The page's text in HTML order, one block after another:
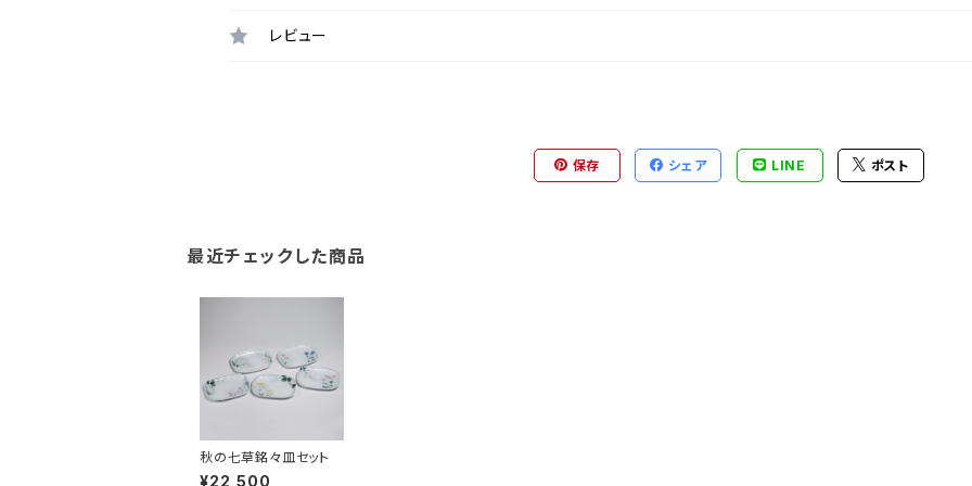
レビュー
保存 シェア LINE ポスト
最近チェックした商品
秋の七草銘々皿セット
¥22,500